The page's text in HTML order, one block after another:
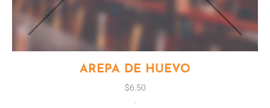
AREPA DE HUEVO
$6.50
.